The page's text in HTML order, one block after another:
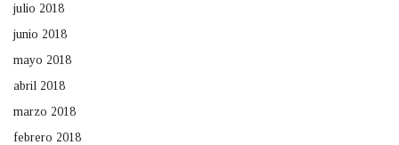
julio 2018
junio 2018
mayo 2018
abril 2018
marzo 2018
febrero 2018